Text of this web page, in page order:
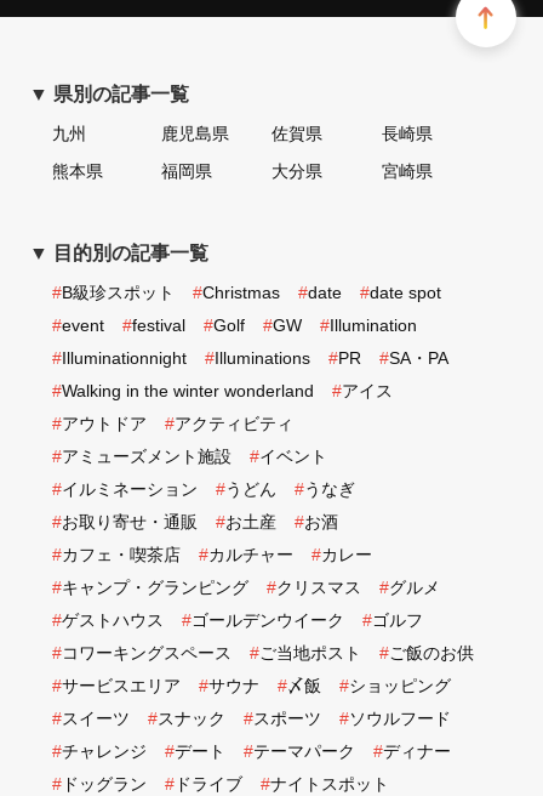
▼ 県別の記事一覧
九州 鹿児島県 佐賀県
長崎県
熊本県
福岡県 大分県 宮崎県
▼ 目的別の記事一覧
#B級珍スポット #Christmas #date #date spot
#event #festival #Golf #GW #Illumination
#Illuminationnight #Illuminations #PR #SA・PA
#Walking in the winter wonderland #アイス
#アウトドア #アクティビティ
#アミューズメント施設 #イベント
#イルミネーション #うどん #うなぎ
#お取り寄せ・通販 #お土産 #お酒
#カフェ・喫茶店 #カルチャー #カレー
#キャンプ・グランピング #クリスマス #グルメ
#ゲストハウス #ゴールデンウイーク #ゴルフ
#コワーキングスペース #ご当地ポスト #ご飯のお供
#サービスエリア #サウナ #〆飯 #ショッピング
#スイーツ #スナック #スポーツ #ソウルフード
#チャレンジ #デート #テーマパーク #ディナー
#ドッグラン #ドライブ #ナイトスポット